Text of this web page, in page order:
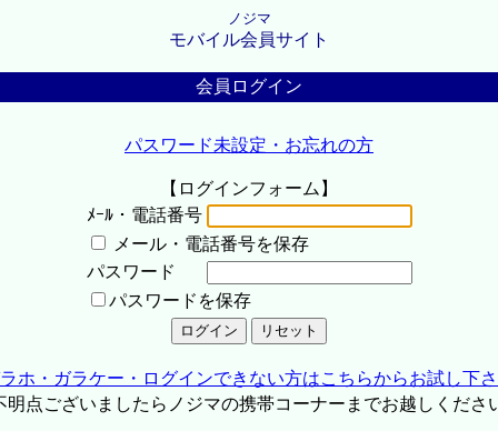
ノジマ
モバイル会員サイト
会員ログイン
パスワード未設定・お忘れの方
【ログインフォーム】
ﾒｰﾙ・電話番号
メール・電話番号を保存
パスワード
パスワードを保存
ホ・ガラケー・ログインできない方はこちらからお試し下
点ございましたらノジマの携帯コーナーまでお越しくださ